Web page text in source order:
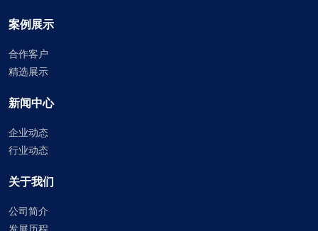
案例展示
合作客户
精选展示
新闻中心
企业动态
行业动态
关于我们
公司简介
发展历程